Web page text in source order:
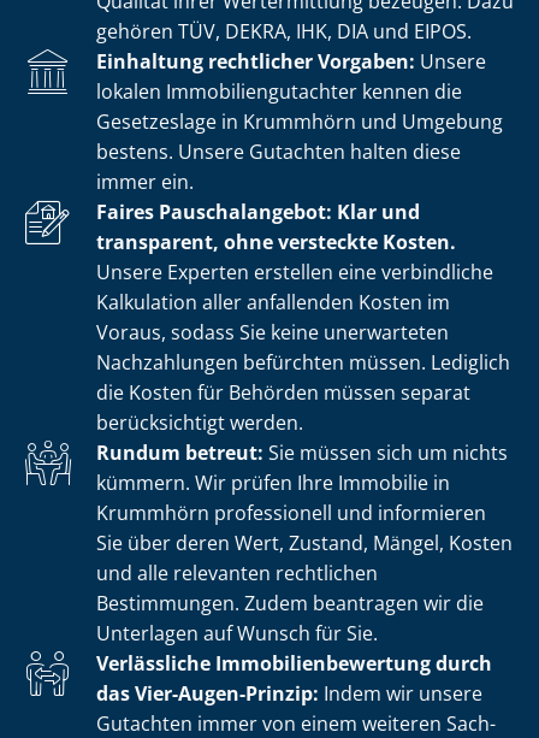
gehören TÜV, DEKRA, IHK, DIA und EIPOS.
Einhaltung rechtlicher Vorgaben: Unsere
lokalen Im­mo­bi­li­en­gut­ach­ter kennen die
Gesetzeslage in Krummhörn und Umgebung
bestens. Unsere Gutachten halten diese
immer ein.
Faires Pauschalangebot: Klar und
transparent, ohne versteckte Kosten.
Unsere Experten erstellen eine verbindliche
Kalkulation aller anfallenden Kosten im
Voraus, sodass Sie keine unerwarteten
Nachzahlungen befürchten müssen. Lediglich
die Kosten für Behörden müssen separat
berücksichtigt werden.
Rundum betreut: Sie müssen sich um nichts
kümmern. Wir prüfen Ihre Immobilie in
Krummhörn professionell und informieren
Sie über deren Wert, Zustand, Mängel, Kosten
und alle relevanten rechtlichen
Bestimmungen. Zudem beantragen wir die
Unterlagen auf Wunsch für Sie.
Verlässliche Im­mo­bi­li­en­be­wer­tung durch
das Vier-Augen-Prinzip: Indem wir unsere
Gutachten immer von einem weiteren Sach­